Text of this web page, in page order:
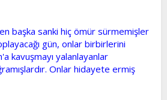
başka sanki hiç ömür sürmemişler
gün, onlar birbirlerini
kavuşmayı yalanlayanlar
Onlar hidayete ermiş